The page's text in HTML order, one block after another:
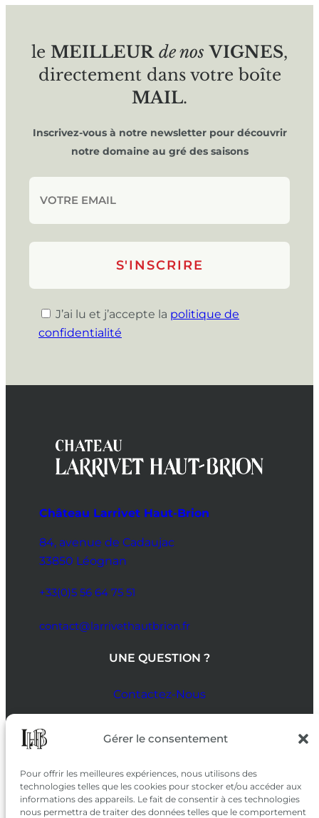
Gérer le consentement
Pour offrir les meilleures expériences, nous utilisons des
technologies telles que les cookies pour stocker et/ou accéder aux
informations des appareils. Le fait de consentir à ces technologies
nous permettra de traiter des données telles que le comportement
le MEILLEUR de nos VIGNES,
directement dans votre boîte
MAIL.
Inscrivez-vous à notre newsletter pour découvrir
notre domaine au gré des saisons
J’ai lu et j’accepte la politique de
confidentialité
Château Larrivet Haut-Brion
84, avenue de Cadaujac
33850 Léognan
+33(0)5 56 64 75 51
contact@larrivethautbrion.fr
UNE QUESTION ?
Contactez-Nous
SUIVEZ-NOUS
SUR LES RÉSEAUX